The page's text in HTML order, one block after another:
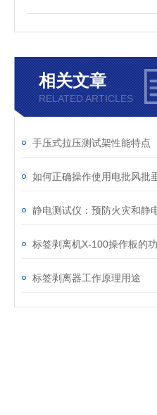
相关文章
RELATED ARTICLES
手压式拉压测试架性能特点
标签剥离器工作原理用途